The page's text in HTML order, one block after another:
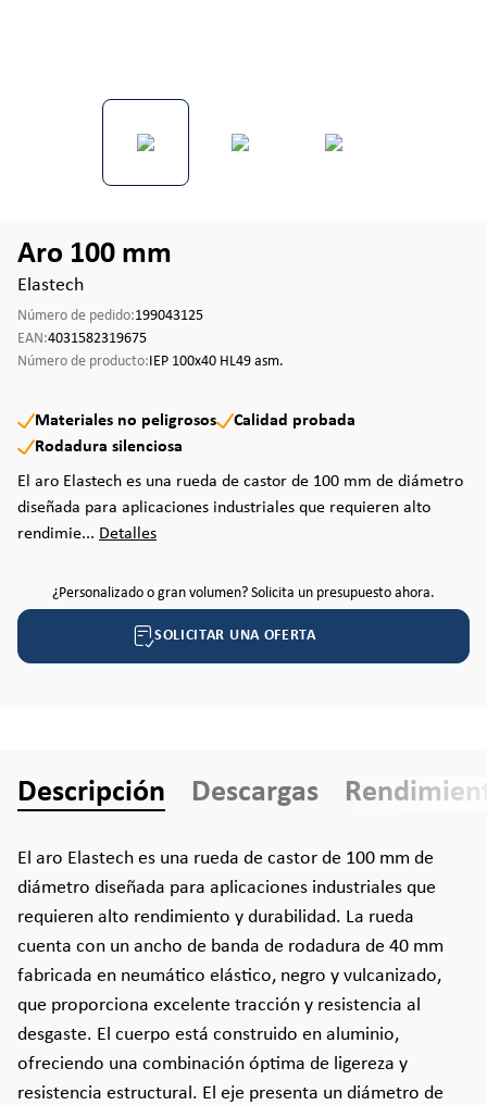
Aro 100 mm
Elastech
Número de pedido:199043125
EAN:4031582319675
Número de producto:IEP 100x40 HL49 asm.
Materiales no peligrosos
Calidad probada
Rodadura silenciosa
El aro Elastech es una rueda de castor de 100 mm de diámetro
diseñada para aplicaciones industriales que requieren alto
rendimie... Detalles
¿Personalizado o gran volumen? Solicita un presupuesto ahora.
SOLICITAR UNA OFERTA
Descripción Descargas
El aro Elastech es una rueda de castor de 100 mm de
diámetro diseñada para aplicaciones industriales que
requieren alto rendimiento y durabilidad. La rueda
cuenta con un ancho de banda de rodadura de 40 mm
fabricada en neumático elástico, negro y vulcanizado,
que proporciona excelente tracción y resistencia al
desgaste. El cuerpo está construido en aluminio,
ofreciendo una combinación óptima de ligereza y
resistencia estructural. El eje presenta un diámetro de